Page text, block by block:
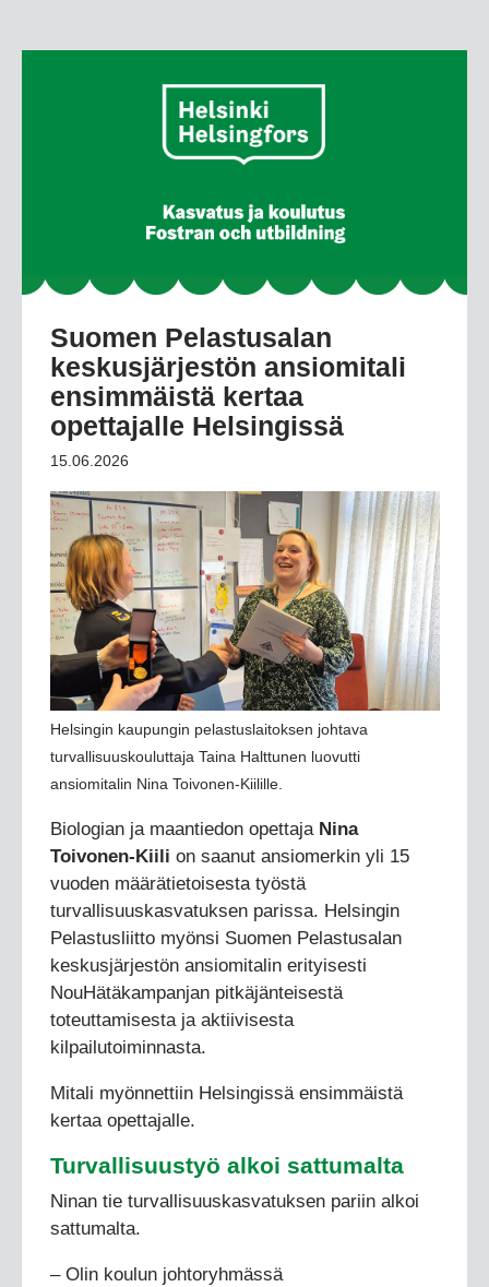
Suomen Pelastusalan
keskusjärjestön ansiomitali
ensimmäistä kertaa
opettajalle Helsingissä
15.06.2026
Helsingin kaupungin pelastuslaitoksen johtava
turvallisuuskouluttaja Taina Halttunen luovutti
ansiomitalin Nina Toivonen-Kiilille.
Biologian ja maantiedon opettaja Nina
Toivonen-Kiili on saanut ansiomerkin yli 15
vuoden määrätietoisesta työstä
turvallisuuskasvatuksen parissa. Helsingin
Pelastusliitto myönsi Suomen Pelastusalan
keskusjärjestön ansiomitalin erityisesti
NouHätäkampanjan pitkäjänteisestä
toteuttamisesta ja aktiivisesta
kilpailutoiminnasta.
Mitali myönnettiin Helsingissä ensimmäistä
kertaa opettajalle.
Turvallisuustyö alkoi sattumalta
Ninan tie turvallisuuskasvatuksen pariin alkoi
sattumalta.
– Olin koulun johtoryhmässä